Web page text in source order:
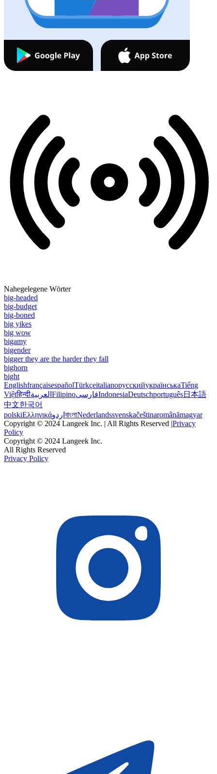
Nahegelegene Wörter
big-headed
big-budget
big-boned
big yikes
big wow
bigamy
bigender
bigger they are the harder they fall
bighorn
bight
EnglishfrançaisespañolTürkçeitalianoрусскийукраїнськаTiếng
Việtहिन्दीالعربية FilipinoفارسیIndonesiaDeutschportuguês日本語
中文한국어
polskiΕλληνικάاردو বাংলাNederlandssvenskačeštinaromânămagyar
Copyright © 2024 Langeek Inc. | All Rights Reserved |Privacy
Policy
Copyright © 2024 Langeek Inc.
All Rights Reserved
Privacy Policy